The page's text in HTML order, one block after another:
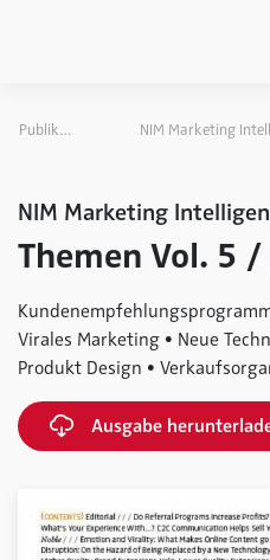
Publikationen
NIM Marketing
Themen Vol. 5
Virales Marketing • Neue
Produkt Design •
Ausgabe